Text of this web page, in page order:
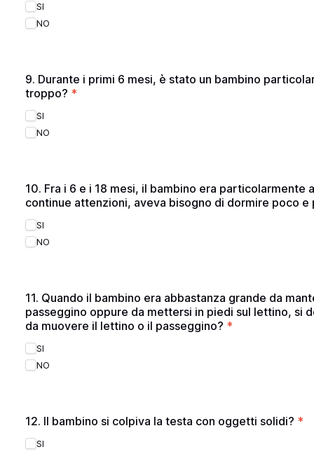
SI
NO
9. Durante i primi 6 mesi, è stato un bambino
troppo? *
SI
NO
10. Fra i 6 e i 18 mesi, il bambino era particolarmente
continue attenzioni, aveva bisogno di dormire poco
SI
NO
11. Quando il bambino era abbastanza grande da
passeggino oppure da mettersi in piedi sul lettino, si
da muovere il lettino o il passeggino? *
SI
NO
12. Il bambino si colpiva la testa con oggetti solidi? *
SI